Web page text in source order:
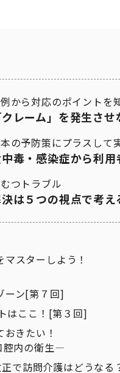
から対応のポイントを
クレーム」を発生さ
の予防策にプラスして
毒・感染症から利用
つトラブル
は５つの視点で考え
スターしよう！
ーン[第７回]
はここ！[第３回]
きたい！
内の衛生―
で訪問介護はどうなる